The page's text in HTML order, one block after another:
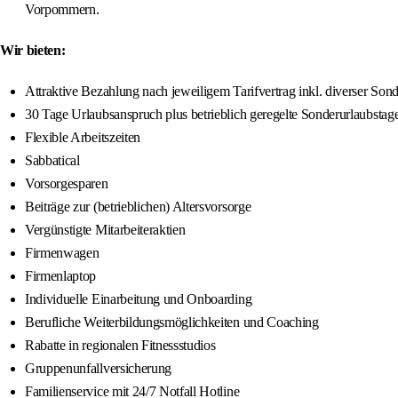
Vorpommern.
Wir bieten:
Attraktive Bezahlung nach jeweiligem Tarifvertrag inkl. diverser
30 Tage Urlaubsanspruch plus betrieblich geregelte
Flexible Arbeitszeiten
Sabbatical
Vorsorgesparen
Beiträge zur (betrieblichen) Altersvorsorge
Vergünstigte Mitarbeiteraktien
Firmenwagen
Firmenlaptop
Individuelle Einarbeitung und Onboarding
Berufliche Weiterbildungsmöglichkeiten und Coaching
Rabatte in regionalen Fitnessstudios
Gruppenunfallversicherung
Familienservice mit 24/7 Notfall Hotline